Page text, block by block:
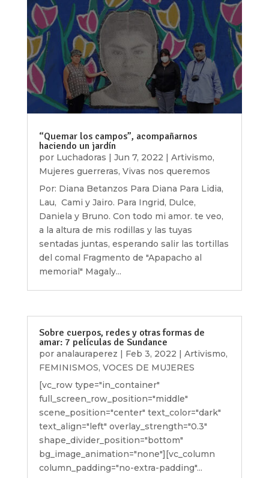
“Quemar los campos”, acompañarnos
haciendo un jardín
por Luchadoras Jun 7, 2022 Artivismo,
Mujeres guerreras, Vivas nos queremos
Por: Diana Betanzos Para Diana Para Lidia,
Lau, Cami y Jairo. Para Ingrid, Dulce,
Daniela y Bruno. Con todo mi amor. te veo,
a la altura de mis rodillas y las tuyas
sentadas juntas, esperando salir las tortillas
del comal Fragmento de "Apapacho al
memorial" Magaly...
Sobre cuerpos, redes y otras formas de
amar: 7 películas de Sundance
por analauraperez | Feb 3, 2022 | Artivismo,
FEMINISMOS, VOCES DE MUJERES
[vc_row type="in_container"
full_screen_row_position="middle"
scene_position="center" text_color="dark"
text_align="left" overlay_strength="0.3"
shape_divider_position="bottom"
bg_image_animation="none"][vc_column
column_padding="no-extra-padding"...